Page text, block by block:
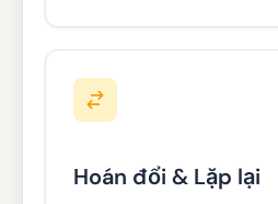
Hoán đổi & Lặp lại